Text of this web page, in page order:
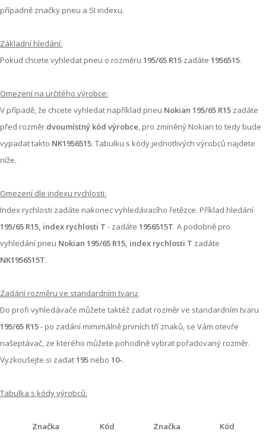
případně značky pneu a SI indexu.
Základní hledání:
Pokud chcete vyhledat pneu o rozměru 195/65 R15 zadáte 1956515.
Omezení na určitého výrobce:
V případě, že chcete vyhledat například pneu Nokian 195/65 R15 zadáte
před rozměr dvoumístný kód výrobce, pro zmíněný Nokian to tedy bude
vypadat takto NK1956515. Tabulku s kódy jednotlivých výrobců najdete
níže.
Omezení dle indexu rychlosti:
Index rychlosti zadáte nakonec vyhledávacího řetězce. Příklad hledání
195/65 R15, index rychlosti T - zadáte 1956515T. A podobně pro
vyhledání pneu Nokian 195/65 R15, index rychlosti T zadáte
NK1956515T.
Zadání rozměru ve standardním tvaru:
Do profi vyhledávače můžete taktéž zadat rozměr ve standardním tvaru
195/65 R15- po zadání mimimálně prvních tří znaků, se Vám otevře
našeptávač, ze kterého můžete pohodlně vybrat pořadovaný rozměr.
Vyzkoušejte si zadat195 nebo 10-.
Tabulka s kódy výrobců:
Značka Kód Značka
Kód